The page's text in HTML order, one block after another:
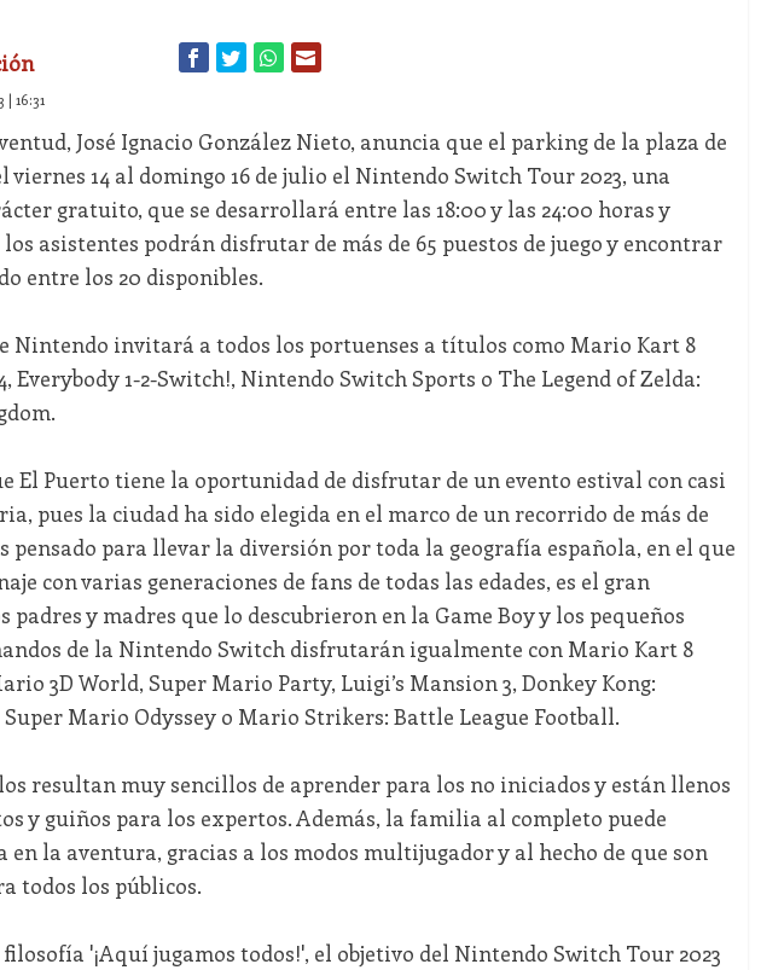
| 16:31
José Ignacio González Nieto, anuncia que el parking de la plaza de
viernes 14 al domingo 16 de julio el Nintendo Switch Tour 2023, una
gratuito, que se desarrollará entre las 18:00 y las 24:00 horas y
asistentes podrán disfrutar de más de 65 puestos de juego y encontrar
entre los 20 disponibles.
Nintendo invitará a todos los portuenses a títulos como Mario Kart 8
Everybody 1-2-Switch!, Nintendo Switch Sports o The Legend of Zelda:
El Puerto tiene la oportunidad de disfrutar de un evento estival con casi
pues la ciudad ha sido elegida en el marco de un recorrido de más de
pensado para llevar la diversión por toda la geografía española, en el que
con varias generaciones de fans de todas las edades, es el gran
padres y madres que lo descubrieron en la Game Boy y los pequeños
de la Nintendo Switch disfrutarán igualmente con Mario Kart 8
3D World, Super Mario Party, Luigi’s Mansion 3, Donkey Kong:
Mario Odyssey o Mario Strikers: Battle League Football.
resultan muy sencillos de aprender para los no iniciados y están llenos
y guiños para los expertos. Además, la familia al completo puede
en la aventura, gracias a los modos multijugador y al hecho de que son
todos los públicos.
'¡Aquí jugamos todos!', el objetivo del Nintendo Switch Tour 2023